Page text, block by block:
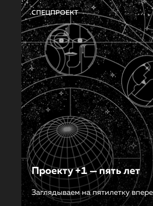
СПЕЦПРОЕКТ
Проекту +1 — пять лет
Заглядываем на пятилетку